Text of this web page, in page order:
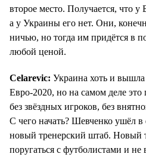
второе место. Получается, что у
а у Украины его нет. Они,
ничью, но тогда им придётся в
любой ценой.
Celarevic: Украина хоть и вышла
Евро-2020, но на самом деле это
без звёздных игроков, без
С чего начать? Шевченко ушёл в
новый тренерский штаб. Новый
поругаться с футболистами и